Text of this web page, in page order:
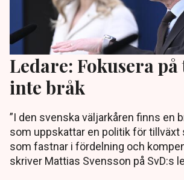
Ledare: Fokusera
inte bråk
”I den svenska väljarkåren finns en
som uppskattar en politik för tillväxt
som fastnar i fördelning och
skriver Mattias Svensson på SvD:s